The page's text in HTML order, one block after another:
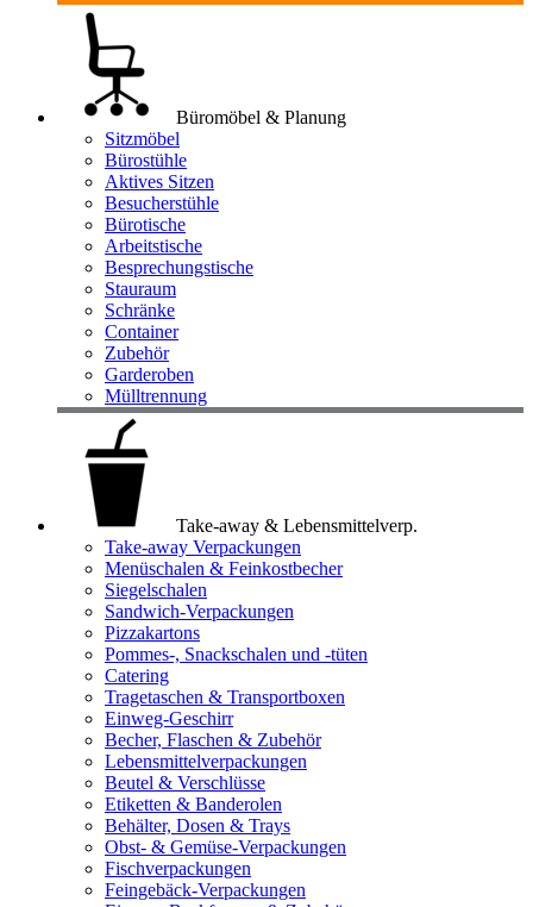
Büromöbel & Planung
Sitzmöbel
Bürostühle
Aktives Sitzen
Besucherstühle
Bürotische
Arbeitstische
Besprechungstische
Stauraum
Schränke
Container
Zubehör
Garderoben
Mülltrennung
Take-away & Lebensmittelverp.
Take-away Verpackungen
Menüschalen & Feinkostbecher
Siegelschalen
Sandwich-Verpackungen
Pizzakartons
Pommes-, Snackschalen und -tüten
Catering
Tragetaschen & Transportboxen
Einweg-Geschirr
Becher, Flaschen & Zubehör
Lebensmittelverpackungen
Beutel & Verschlüsse
Etiketten & Banderolen
Behälter, Dosen & Trays
Obst- & Gemüse-Verpackungen
Fischverpackungen
Feingebäck-Verpackungen